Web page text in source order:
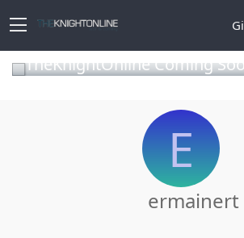
TheKnightOnline Coming
E
ermainert